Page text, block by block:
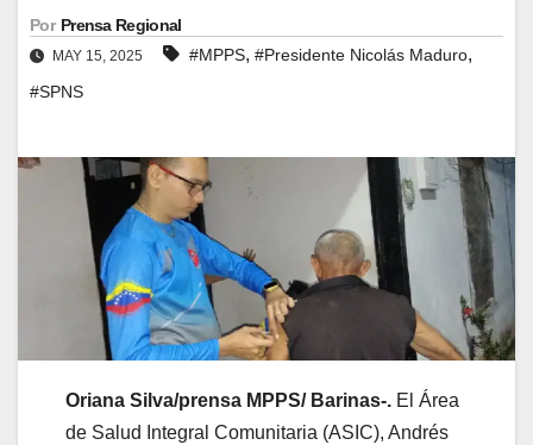
Por Prensa Regional
MAY 15, 2025 #MPPS, #Presidente Nicolás Maduro,
#SPNS
Oriana Silva/prensa MPPS/ Barinas-. El Área
de Salud Integral Comunitaria (ASIC), Andrés